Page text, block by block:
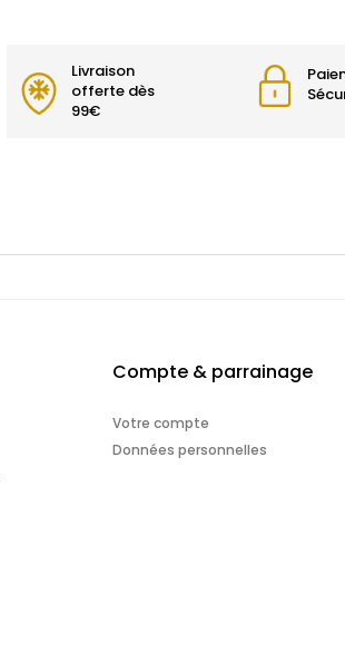
Livraison
offerte dès
99€
Compte & parrainage
Votre compte
Données personnelles